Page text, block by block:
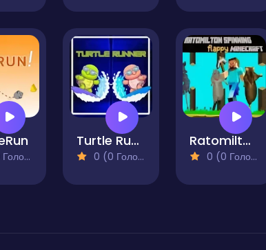
Turtle Runner
0 (0 Голосів)
Ratomilton Spinning Flappy Minecraft
0 (0 Голосів)